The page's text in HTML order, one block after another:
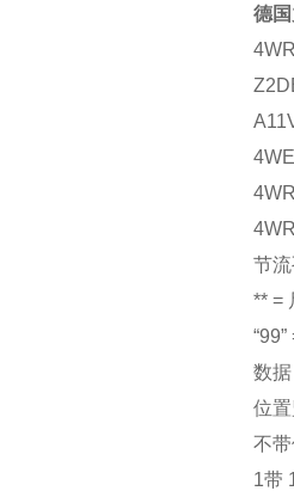
德
节
** =
数
位置
不带
1带